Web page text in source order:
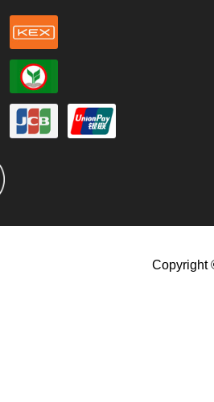
Copyright